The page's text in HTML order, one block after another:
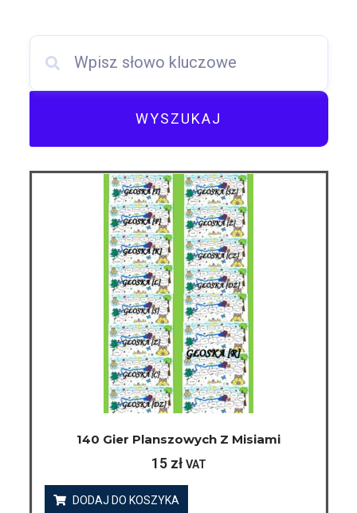
WYSZUKAJ
140 Gier Planszowych Z Misiami
15 zł VAT
DODAJ DO KOSZYKA